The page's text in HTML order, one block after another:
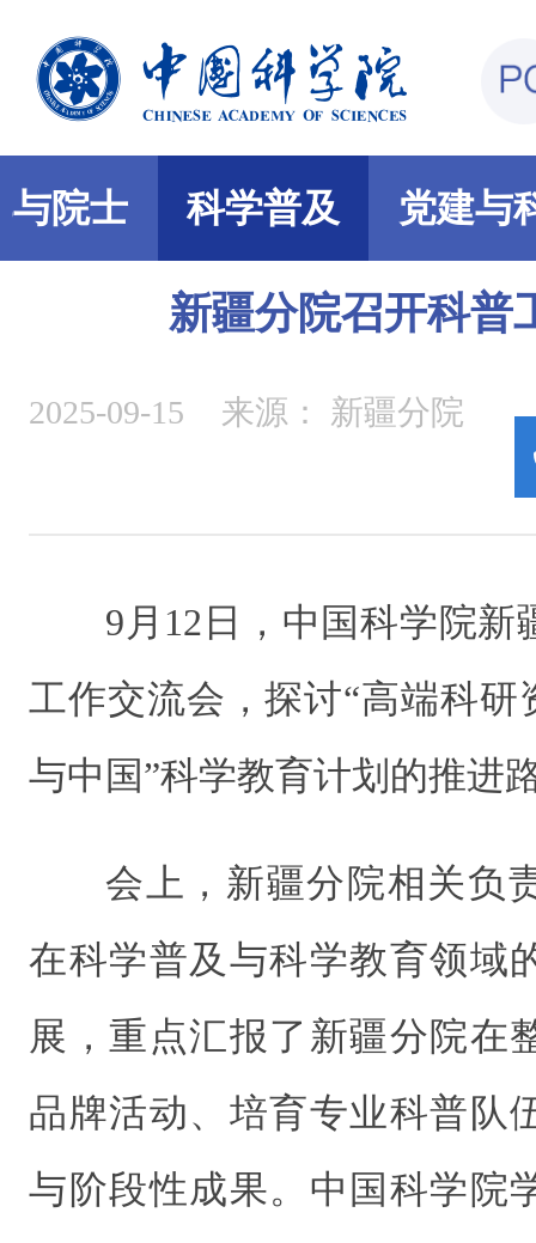
与院士 科学普及 党建与
新疆分院召开科普
2025-09-15 来源： 新疆分院
9月12日，中国科学院新
工作交流会，探讨“高端科研
与中国”科学教育计划的推进
会上，新疆分院相关负
在科学普及与科学教育领域
展，重点汇报了新疆分院在
品牌活动、培育专业科普队
与阶段性成果。中国科学院